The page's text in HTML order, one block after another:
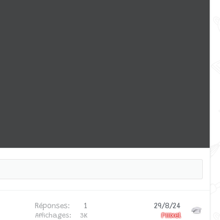
Réponses 1
Affichages 3K
29/8/24
Piiixel